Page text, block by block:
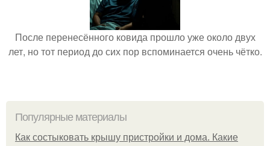
После перенесённого ковида прошло уже около двух
лет, но тот период до сих пор вспоминается очень чётко.
Популярные материалы
Как состыковать крышу пристройки и дома. Какие